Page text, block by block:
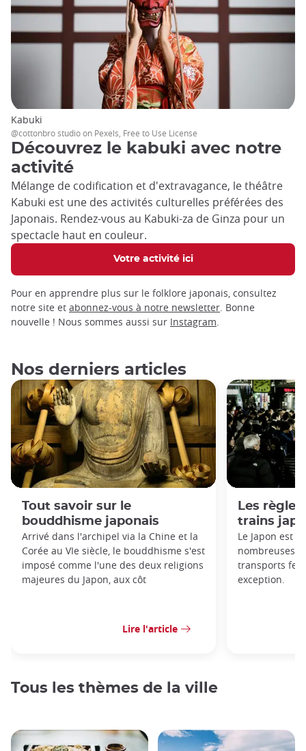
Découvrez le kabuki avec notre
activité
Mélange de codification et d'extravagance, le théâtre
Kabuki est une des activités culturelles préférées des
Japonais. Rendez-vous au Kabuki-za de Ginza pour un
spectacle haut en couleur.
Votre activité ici
Kabuki
@cottonbro studio on Pexels, Free to Use License
Pour en apprendre plus sur le folklore japonais, consultez
notre site et abonnez-vous à notre newsletter . Bonne
nouvelle ! Nous sommes aussi sur Instagram
Nos derniers articles
Tout savoir sur le
bouddhisme japonais
Arrivé dans l'archipel via la Chine et la
Corée au VIe siècle, le bouddhisme s'est
imposé comme l'une des deux religions
majeures du Japon, aux côt
Lire l'article
Les
trains
Le Japon est
nombreuses
transports
exception.
Tous les thèmes de la ville